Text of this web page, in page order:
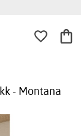
- Montana